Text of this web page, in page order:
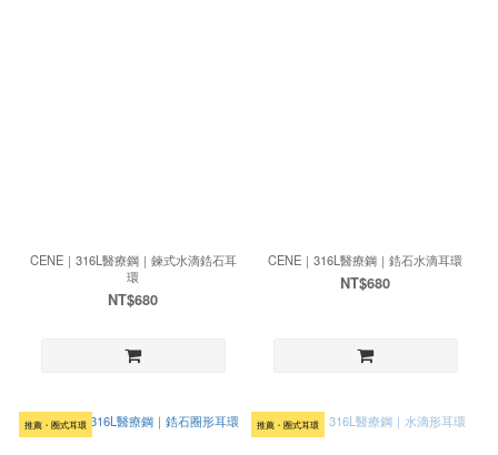
CENE｜316L醫療鋼｜鍊式水滴鋯石耳
環
NT$680
CENE｜316L醫療鋼｜鋯石水滴耳環
NT$680
推薦・圈式耳環 推薦・圈式耳環